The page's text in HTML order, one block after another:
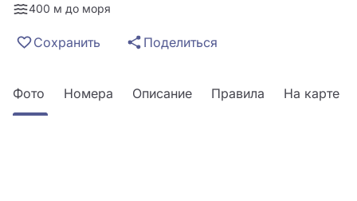
400 м до моря
Сохранить Поделиться
Фото Номера Описание Правила На карте